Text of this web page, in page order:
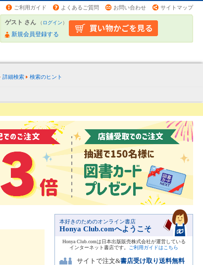
ご利用ガイド よくあるご質問 お問い合わせ サイトマップ
ゲスト さん （ログイン）
新規会員登録する
詳細検索 検索のヒント
本好きのためのオンライン書店
Honya Club.comへようこそ
Honya Club.comは日本出版販売株式会社が運営している
インターネット書店です。
ご利用ガイドはこちら
サイトで注文&書店受け取り送料無料